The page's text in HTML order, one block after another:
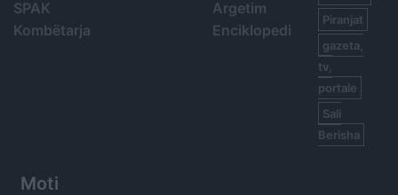
SPAK
Kombëtarja
Argetim
Enciklopedi
Piranjat
gazeta,
tv,
portale
Sali
Berisha
Moti